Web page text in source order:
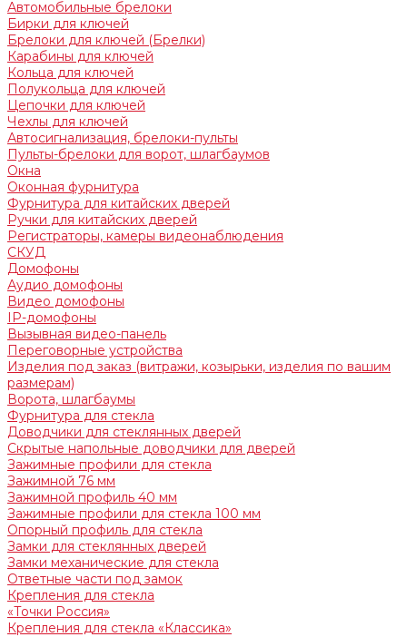
Автомобильные брелоки
Бирки для ключей
Брелоки для ключей (Брелки)
Карабины для ключей
Кольца для ключей
Полукольца для ключей
Цепочки для ключей
Чехлы для ключей
Автосигнализация, брелоки-пульты
Пульты-брелоки для ворот, шлагбаумов
Окна
Оконная фурнитура
Фурнитура для китайских дверей
Ручки для китайских дверей
Регистраторы, камеры видеонаблюдения
СКУД
Домофоны
Аудио домофоны
Видео домофоны
IP-домофоны
Вызывная видео-панель
Переговорные устройства
Изделия под заказ (витражи, козырьки, изделия по вашим
размерам)
Ворота, шлагбаумы
Фурнитура для стекла
Доводчики для стеклянных дверей
Скрытые напольные доводчики для дверей
Зажимные профили для стекла
Зажимной 76 мм
Зажимной профиль 40 мм
Зажимные профили для стекла 100 мм
Опорный профиль для стекла
Замки для стеклянных дверей
Замки механические для стекла
Ответные части под замок
Крепления для стекла
«Точки Россия»
Крепления для стекла «Классика»